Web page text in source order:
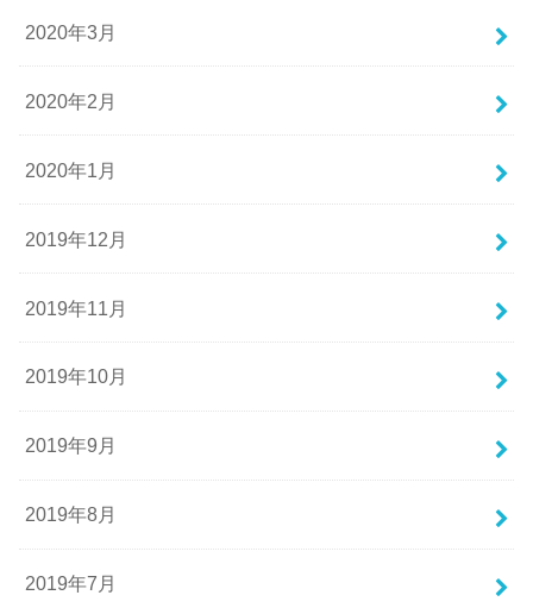
2020年3月
2020年2月
2020年1月
2019年12月
2019年11月
2019年10月
2019年9月
2019年8月
2019年7月